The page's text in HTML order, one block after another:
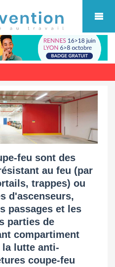
feu sont des
au feu (par
trappes) ou
d'ascenseurs,
passages et les
parties de
compartiment
la lutte anti-
coupe-feu